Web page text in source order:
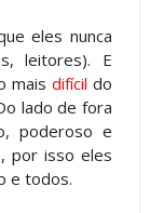
eles nunca
leitores). E
maisdifícil do
lado de fora
poderoso e
por isso eles
e todos.